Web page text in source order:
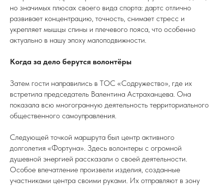
но значимых плюсах своего вида спорта: дартс отлично
развивает концентрацию, точность, снимает стресс и
укрепляет мышцы спины и плечевого пояса, что особенно
актуально в нашу эпоху малоподвижности.
Когда за дело берутся волонтёры
Затем гости направились в ТОС «Содружество», где их
встретила председатель Валентина Астраханцева. Она
показала всю многогранную деятельность территориального
общественного самоуправления.
Следующей точкой маршрута был центр активного
долголетия «Фортуна». Здесь волонтеры с огромной
душевной энергией рассказали о своей деятельности.
Особое впечатление произвели изделия, созданные
участниками центра своими руками. Их отправляют в зону